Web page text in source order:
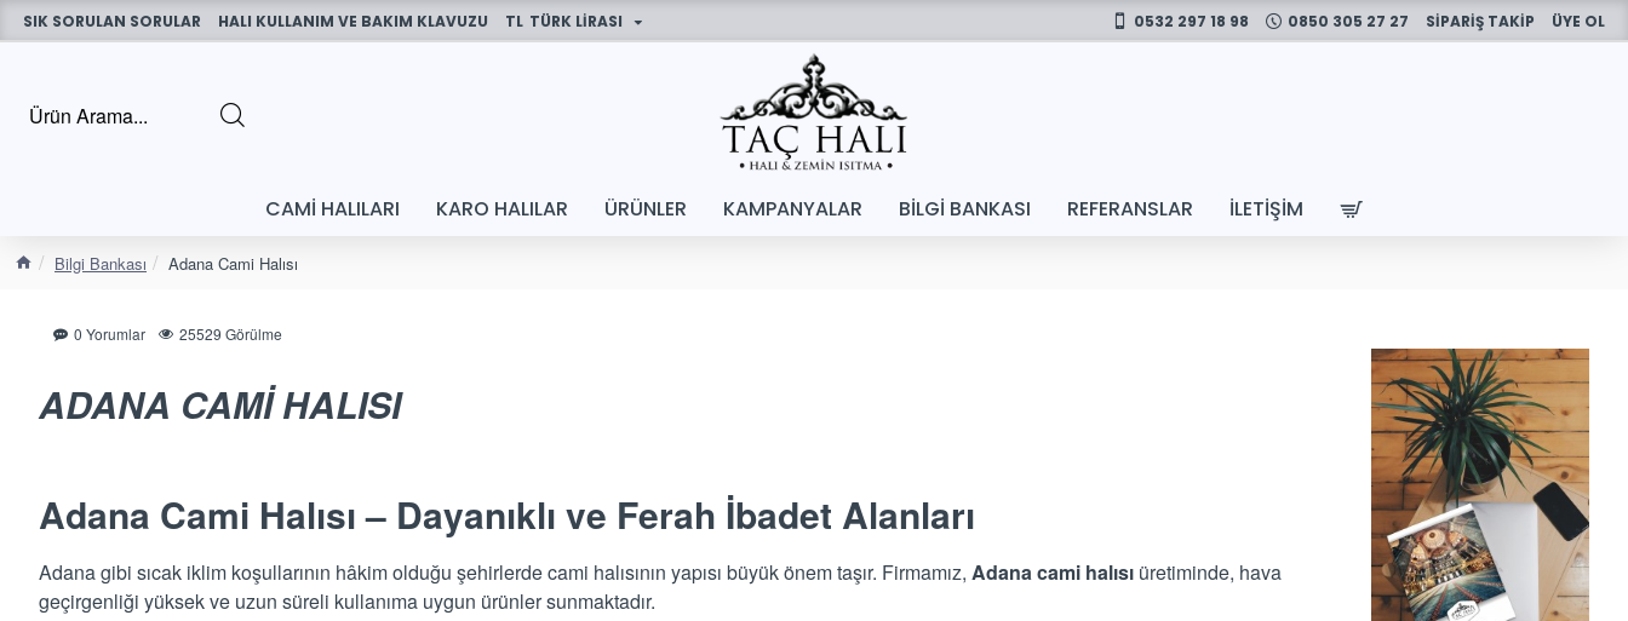
SIK SORULAN SORULAR HALI KULLANIM VE BAKIM KLAVUZU TL TÜRK LIRASI 0532 297 18 98 0850 305 27 27 SİPARİŞ TAKİP ÜYE OL
CAMI HALILARI KARO HALILAR ÜRÜNLER KAMPANYALAR BILGI BANKASI REFERANSLAR İLETIŞIM
Bilgi Bankası Adana Cami Halısı
0 Yorumlar 25529 Görülme
ADANA CAMİ HALISI
Adana Cami Halısı – Dayanıklı ve Ferah İbadet Alanları
Adana gibi sıcak iklim koşullarının hâkim olduğu şehirlerde cami halısının yapısı büyük önem taşır. Firmamız, Adana cami halısı üretiminde, hava
geçirgenliği yüksek ve uzun süreli kullanıma uygun ürünler sunmaktadır.